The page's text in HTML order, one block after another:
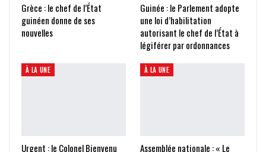
Grèce : le chef de l’État
guinéen donne de ses
nouvelles
Guinée : le Parlement adopte
une loi d’habilitation
autorisant le chef de l’État à
légiférer par ordonnances
À LA UNE
Urgent : le Colonel Bienvenu
À LA UNE
Assemblée nationale : « Le